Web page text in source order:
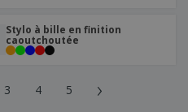
Stylo à bille en finition
caoutchoutée
3 4 5 ›